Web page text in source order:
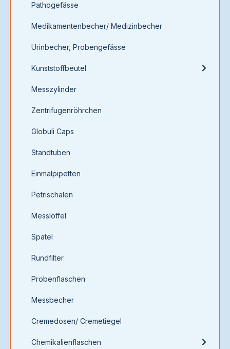
Pathogefässe
Medikamentenbecher/ Medizinbecher
Urinbecher, Probengefässe
Kunststoffbeutel
Messzylinder
Zentrifugenröhrchen
Globuli Caps
Standtuben
Einmalpipetten
Petrischalen
Messlöffel
Spatel
Rundfilter
Probenflaschen
Messbecher
Cremedosen/ Cremetiegel
Chemikalienflaschen